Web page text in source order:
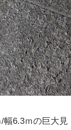
幅6.3ｍの巨大見